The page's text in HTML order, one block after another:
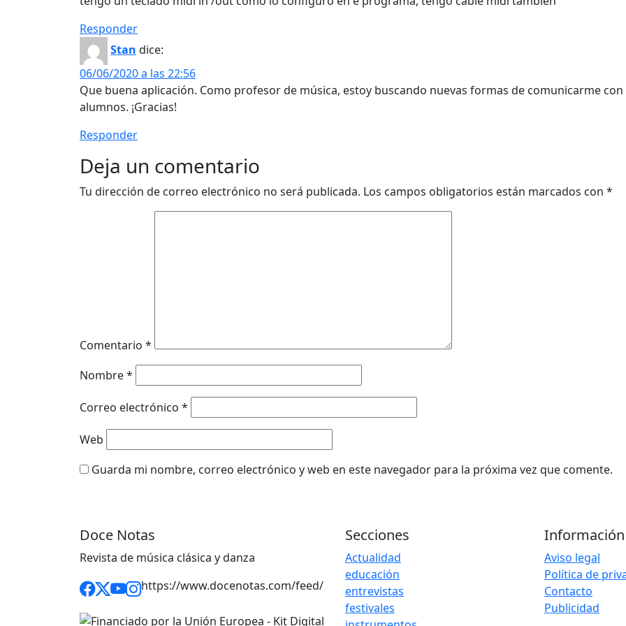
Responder
Stan dice:
06/06/2020 a las 22:56
Que buena aplicación. Como profesor de música, estoy buscando nuevas formas de comunicarme con
alumnos. ¡Gracias!
Responder
Deja un comentario
Tu dirección de correo electrónico no será publicada. Los campos obligatorios están marcados con *
Comentario *
Nombre*
Correo electrónico *
Web
Guarda mi nombre, correo electrónico y web en este navegador para la próxima vez que comente.
Doce Notas
Revista de música clásica y danza
https://www.docenotas.com/feed/
Secciones
Actualidad
educación
entrevistas
festivales
Información
Aviso legal
Política de
Contacto
Publicidad